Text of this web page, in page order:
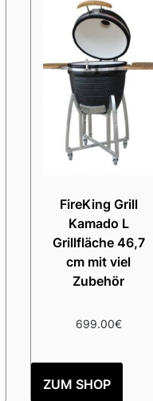
FireKing Grill
Kamado L
Grillfläche 46,7
cm mit viel
Zubehör
699.00€
ZUM SHOP